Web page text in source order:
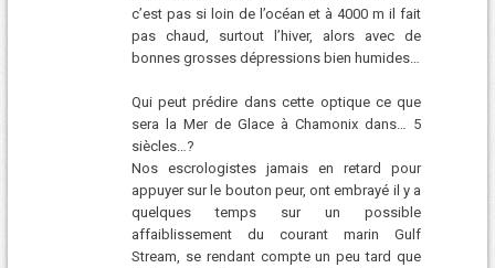
c’est pas si loin de l’océan et à 4000 m il fait
pas chaud, surtout l’hiver, alors avec de
bonnes grosses dépressions bien humides…
Qui peut prédire dans cette optique ce que
sera la Mer de Glace à Chamonix dans… 5
siècles…?
Nos escrologistes jamais en retard pour
appuyer sur le bouton peur, ont embrayé il y a
quelques temps sur un possible
affaiblissement du courant marin Gulf
Stream, se rendant compte un peu tard que